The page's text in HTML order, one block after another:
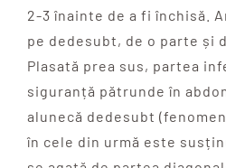
2-3 înainte de a fi închisă.
pe dedesubt, de o parte și
Plasată prea sus, partea
siguranță pătrunde în
alunecă dedesubt
în cele din urmă este